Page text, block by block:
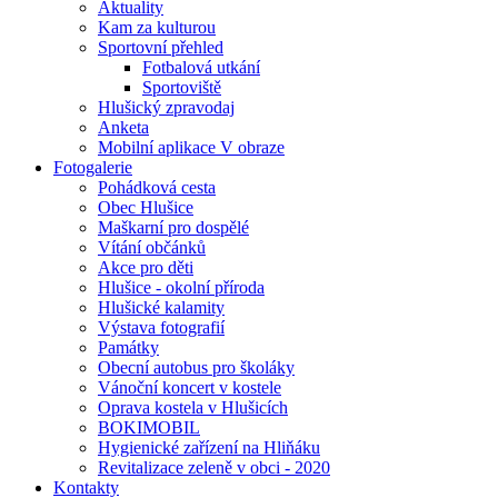
Aktuality
Kam za kulturou
Sportovní přehled
Fotbalová utkání
Sportoviště
Hlušický zpravodaj
Anketa
Mobilní aplikace V obraze
Fotogalerie
Pohádková cesta
Obec Hlušice
Maškarní pro dospělé
Vítání občánků
Akce pro děti
Hlušice - okolní příroda
Hlušické kalamity
Výstava fotografií
Památky
Obecní autobus pro školáky
Vánoční koncert v kostele
Oprava kostela v Hlušicích
BOKIMOBIL
Hygienické zařízení na Hliňáku
Revitalizace zeleně v obci - 2020
Kontakty